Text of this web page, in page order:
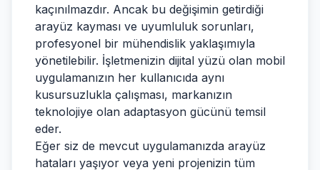
kaçınılmazdır. Ancak bu değişimin getirdiği
arayüz kayması ve uyumluluk sorunları,
profesyonel bir mühendislik yaklaşımıyla
yönetilebilir. İşletmenizin dijital yüzü olan mobil
uygulamanızın her kullanıcıda aynı
kusursuzlukla çalışması, markanızın
teknolojiye olan adaptasyon gücünü temsil
eder.
Eğer siz de mevcut uygulamanızda arayüz
hataları yaşıyor veya yeni projenizin tüm